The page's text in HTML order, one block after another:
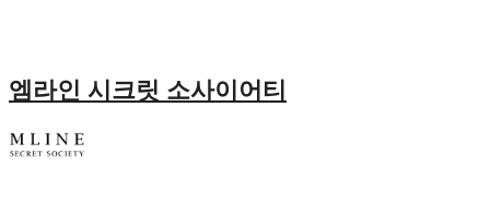
엠라인 시크릿 소사이어티